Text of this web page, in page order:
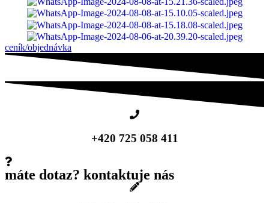
ceník/objednávka
+420 725 058 411
máte dotaz? kontaktuje nás